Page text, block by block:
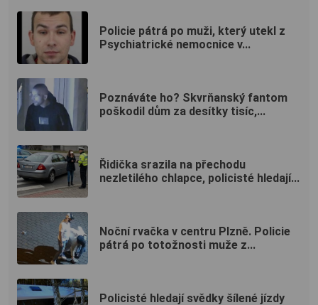
Policie pátrá po muži, který utekl z
Psychiatrické nemocnice v...
Poznáváte ho? Skvrňanský fantom
poškodil dům za desítky tisíc,...
Řidička srazila na přechodu
nezletilého chlapce, policisté hledají...
Noční rvačka v centru Plzně. Policie
pátrá po totožnosti muže z...
Policisté hledají svědky šílené jízdy